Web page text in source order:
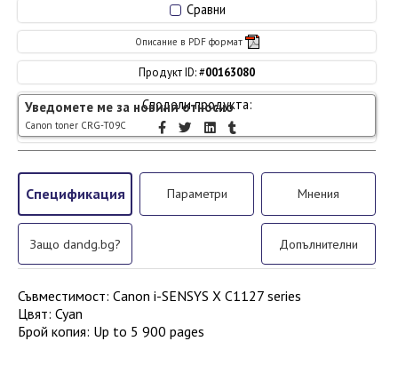
Сравни
Описание в PDF формат
Продукт ID: #00163080
Сподели продукта:
Уведомете ме за новини относно
Canon toner CRG-T09C
Спецификация Параметри Мнения
Защо dandg.bg? Допълнителни
Съвместимост: Canon i-SENSYS X C1127 series
Цвят: Cyan
Брой копия: Up to 5 900 pages